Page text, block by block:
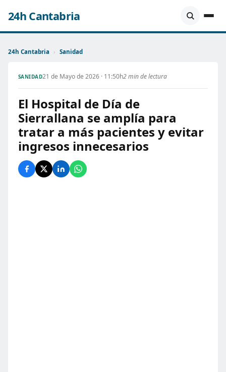
24h Cantabria
24h Cantabria › Sanidad
SANIDAD21 de Mayo de 2026 · 11:50h2 min de lectura
El Hospital de Día de
Sierrallana se amplía para
tratar a más pacientes y evitar
ingresos innecesarios